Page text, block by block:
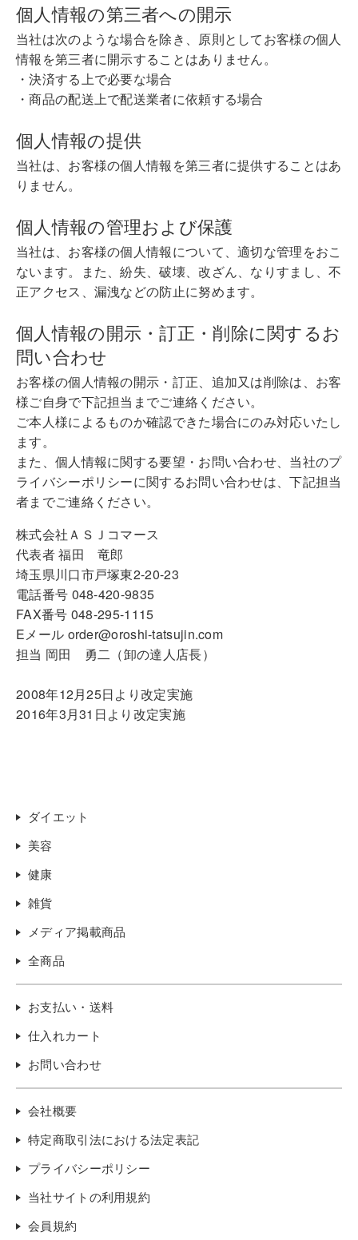
個人情報の第三者への開示
当社は次のような場合を除き、原則としてお客様の個人
情報を第三者に開示することはありません。
・決済する上で必要な場合
・商品の配送上で配送業者に依頼する場合
個人情報の提供
当社は、お客様の個人情報を第三者に提供することはあ
りません。
個人情報の管理および保護
当社は、お客様の個人情報について、適切な管理をおこ
ないます。また、紛失、破壊、改ざん、なりすまし、不
正アクセス、漏洩などの防止に努めます。
個人情報の開示・訂正・削除に関するお
問い合わせ
お客様の個人情報の開示・訂正、追加又は削除は、お客
様ご自身で下記担当までご連絡ください。
ご本人様によるものか確認できた場合にのみ対応いたし
ます。
また、個人情報に関する要望・お問い合わせ、当社のプ
ライバシーポリシーに関するお問い合わせは、下記担当
者までご連絡ください。
株式会社ＡＳＪコマース
代表者 福田 竜郎
埼玉県川口市戸塚東2-20-23
電話番号 048-420-9835
FAX番号 048-295-1115
Eメール order@oroshi-tatsujin.com
担当 岡田 勇二（卸の達人店長）
2008年12月25日より改定実施
2016年3月31日より改定実施
ダイエット
美容
健康
雑貨
メディア掲載商品
全商品
お支払い・送料
仕入れカート
お問い合わせ
会社概要
特定商取引法における法定表記
プライバシーポリシー
当社サイトの利用規約
会員規約